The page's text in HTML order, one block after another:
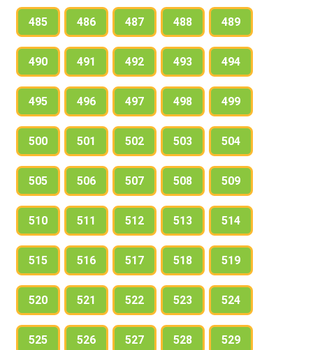
485 486 487 488 489
490 491 492 493 494
495 496 497 498 499
500 501 502 503 504
505 506 507 508 509
510 511 512 513 514
515 516 517 518 519
520 521 522 523 524
525 526 527 528 529